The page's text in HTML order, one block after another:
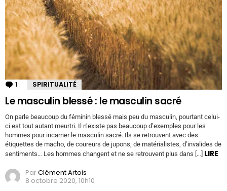
1 Commentaire
SPIRITUALITÉ
Le masculin blessé : le masculin sacré
On parle beaucoup du féminin blessé mais peu du masculin, pourtant celui-
ci est tout autant meurtri. Il n’existe pas beaucoup d’exemples pour les
hommes pour incarner le masculin sacré. Ils se retrouvent avec des
étiquettes de macho, de coureurs de jupons, de matérialistes, d’invalides de
sentiments… Les hommes changent et ne se retrouvent plus dans […] LIRE
ParClément Artois
8 octobre 2020, 10h10